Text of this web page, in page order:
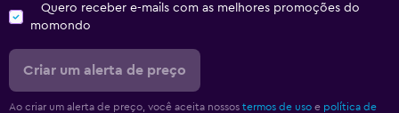
Quero receber e-mails com as melhores promoções do
momondo
Criar um alerta de preço
Ao criar um alerta de preço, você aceita nossos termos de uso e política de